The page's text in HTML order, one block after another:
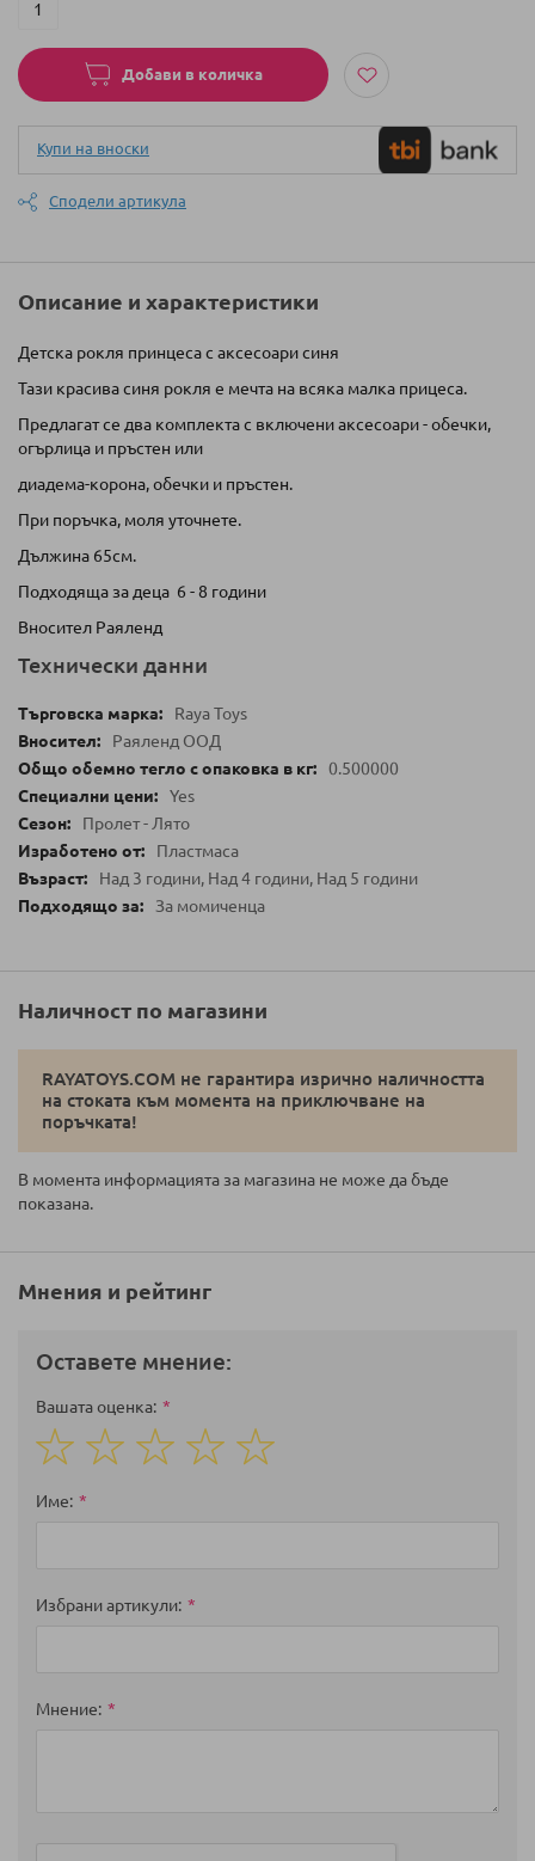
Добави в количка
Купи на вноски
Сподели артикула
Описание и характеристики
Детска рокля принцеса с аксесоари синя
Тази красива синя рокля е мечта на всяка малка прицеса.
Предлагат се два комплекта с включени аксесоари - обечки,
огърлица и пръстен или
диадема-корона, обечки и пръстен.
При поръчка, моля уточнете.
Дължина 65см.
Подходяща за деца 6 - 8 години
Вносител Раяленд
Технически данни
Raya Toys
Раяленд ООД
0.500000
Yes
Пролет - Лято
Пластмаса
Над 3 години, Над 4 години, Над 5 години
За момиченца
Наличност по магазини
RAYATOYS.COM не гарантира изрично наличността
на стоката към момента на приключване на
поръчката!
В момента информацията за магазина не може да бъде
показана.
Мнения и рейтинг
Оставете мнение:
Вашата оценка
star
stars
stars
stars
stars
Име
Избрани артикули
Мнение